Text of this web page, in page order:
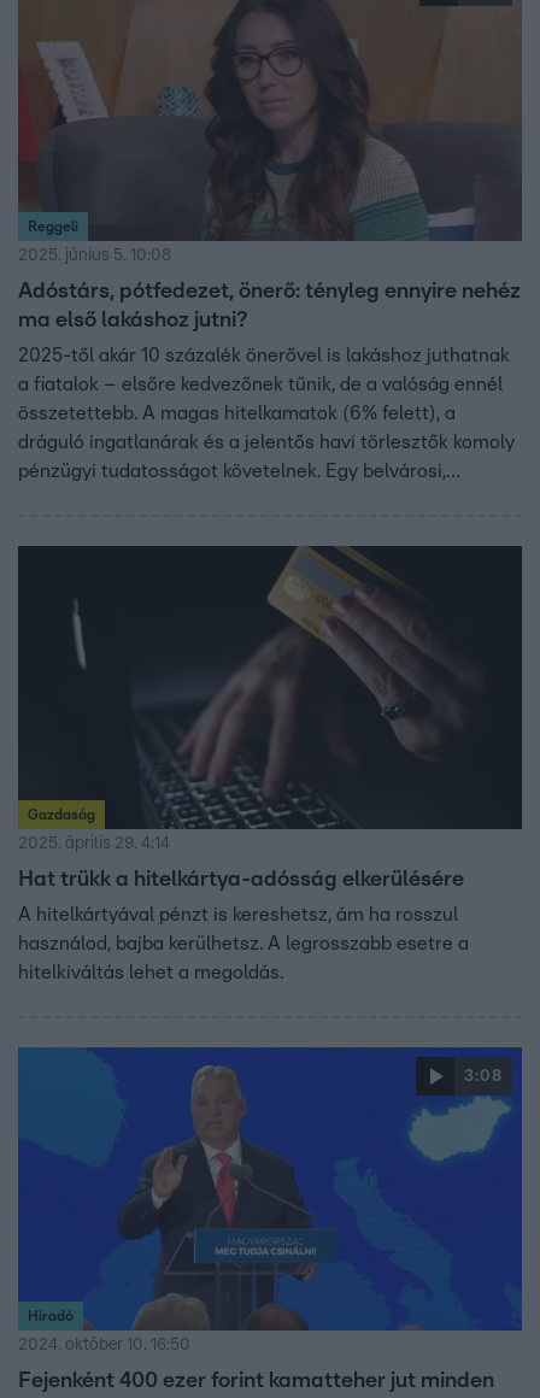
Reggeli
2025. június 5. 10:08
Adóstárs, pótfedezet, önerő: tényleg ennyire nehéz
ma első lakáshoz jutni?
2025-től akár 10 százalék önerővel is lakáshoz juthatnak
a fiatalok – elsőre kedvezőnek tűnik, de a valóság ennél
összetettebb. A magas hitelkamatok (6% felett), a
dráguló ingatlanárak és a jelentős havi törlesztők komoly
pénzügyi tudatosságot követelnek. Egy belvárosi,
számolhat, aki 90 százlékos finanszírozást választ.
Kvanta Tímea ingatlanszakértővel jártuk körül, mi reális,
és mire érdemes figyelni, ha valaki első otthonát keresi.
Gazdaság
2025. április 29. 4:14
Hat trükk a hitelkártya-adósság elkerülésére
A hitelkártyával pénzt is kereshetsz, ám ha rosszul
használod, bajba kerülhetsz. A legrosszabb esetre a
hitelkiváltás lehet a megoldás.
3:08
Híradó
2024. október 10. 16:50
Fejenként 400 ezer forint kamatteher jut minden